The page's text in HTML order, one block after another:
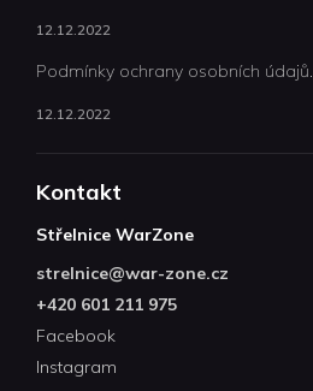
12.12.2022
Podmínky ochrany osobních údajů.
12.12.2022
Kontakt
Střelnice WarZone
strelnice@war-zone.cz
+420 601 211 975
Facebook
Instagram